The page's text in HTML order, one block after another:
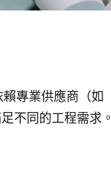
專業供應商（如
不同的工程需求。